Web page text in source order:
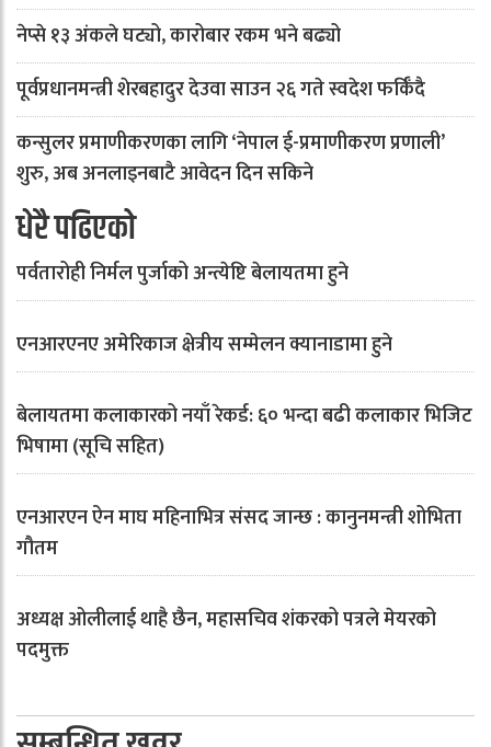
नेप्से १३ अंकले घट्यो, कारोबार रकम भने बढ्यो
पूर्वप्रधानमन्त्री शेरबहादुर देउवा साउन २६ गते स्वदेश फर्किँदै
कन्सुलर प्रमाणीकरणका लागि ‘नेपाल ई-प्रमाणीकरण प्रणाली’
शुरु, अब अनलाइनबाटै आवेदन दिन सकिने
धेरै पढिएको
पर्वतारोही निर्मल पुर्जाको अन्त्येष्टि बेलायतमा हुने
एनआरएनए अमेरिकाज क्षेत्रीय सम्मेलन क्यानाडामा हुने
बेलायतमा कलाकारको नयाँ रेकर्ड: ६० भन्दा बढी कलाकार भिजिट
भिषामा (सूचि सहित)
एनआरएन ऐन माघ महिनाभित्र संसद जान्छ : कानुनमन्त्री शोभिता
गौतम
अध्यक्ष ओलीलाई थाहै छैन, महासचिव शंकरको पत्रले मेयरको
पदमुक्त